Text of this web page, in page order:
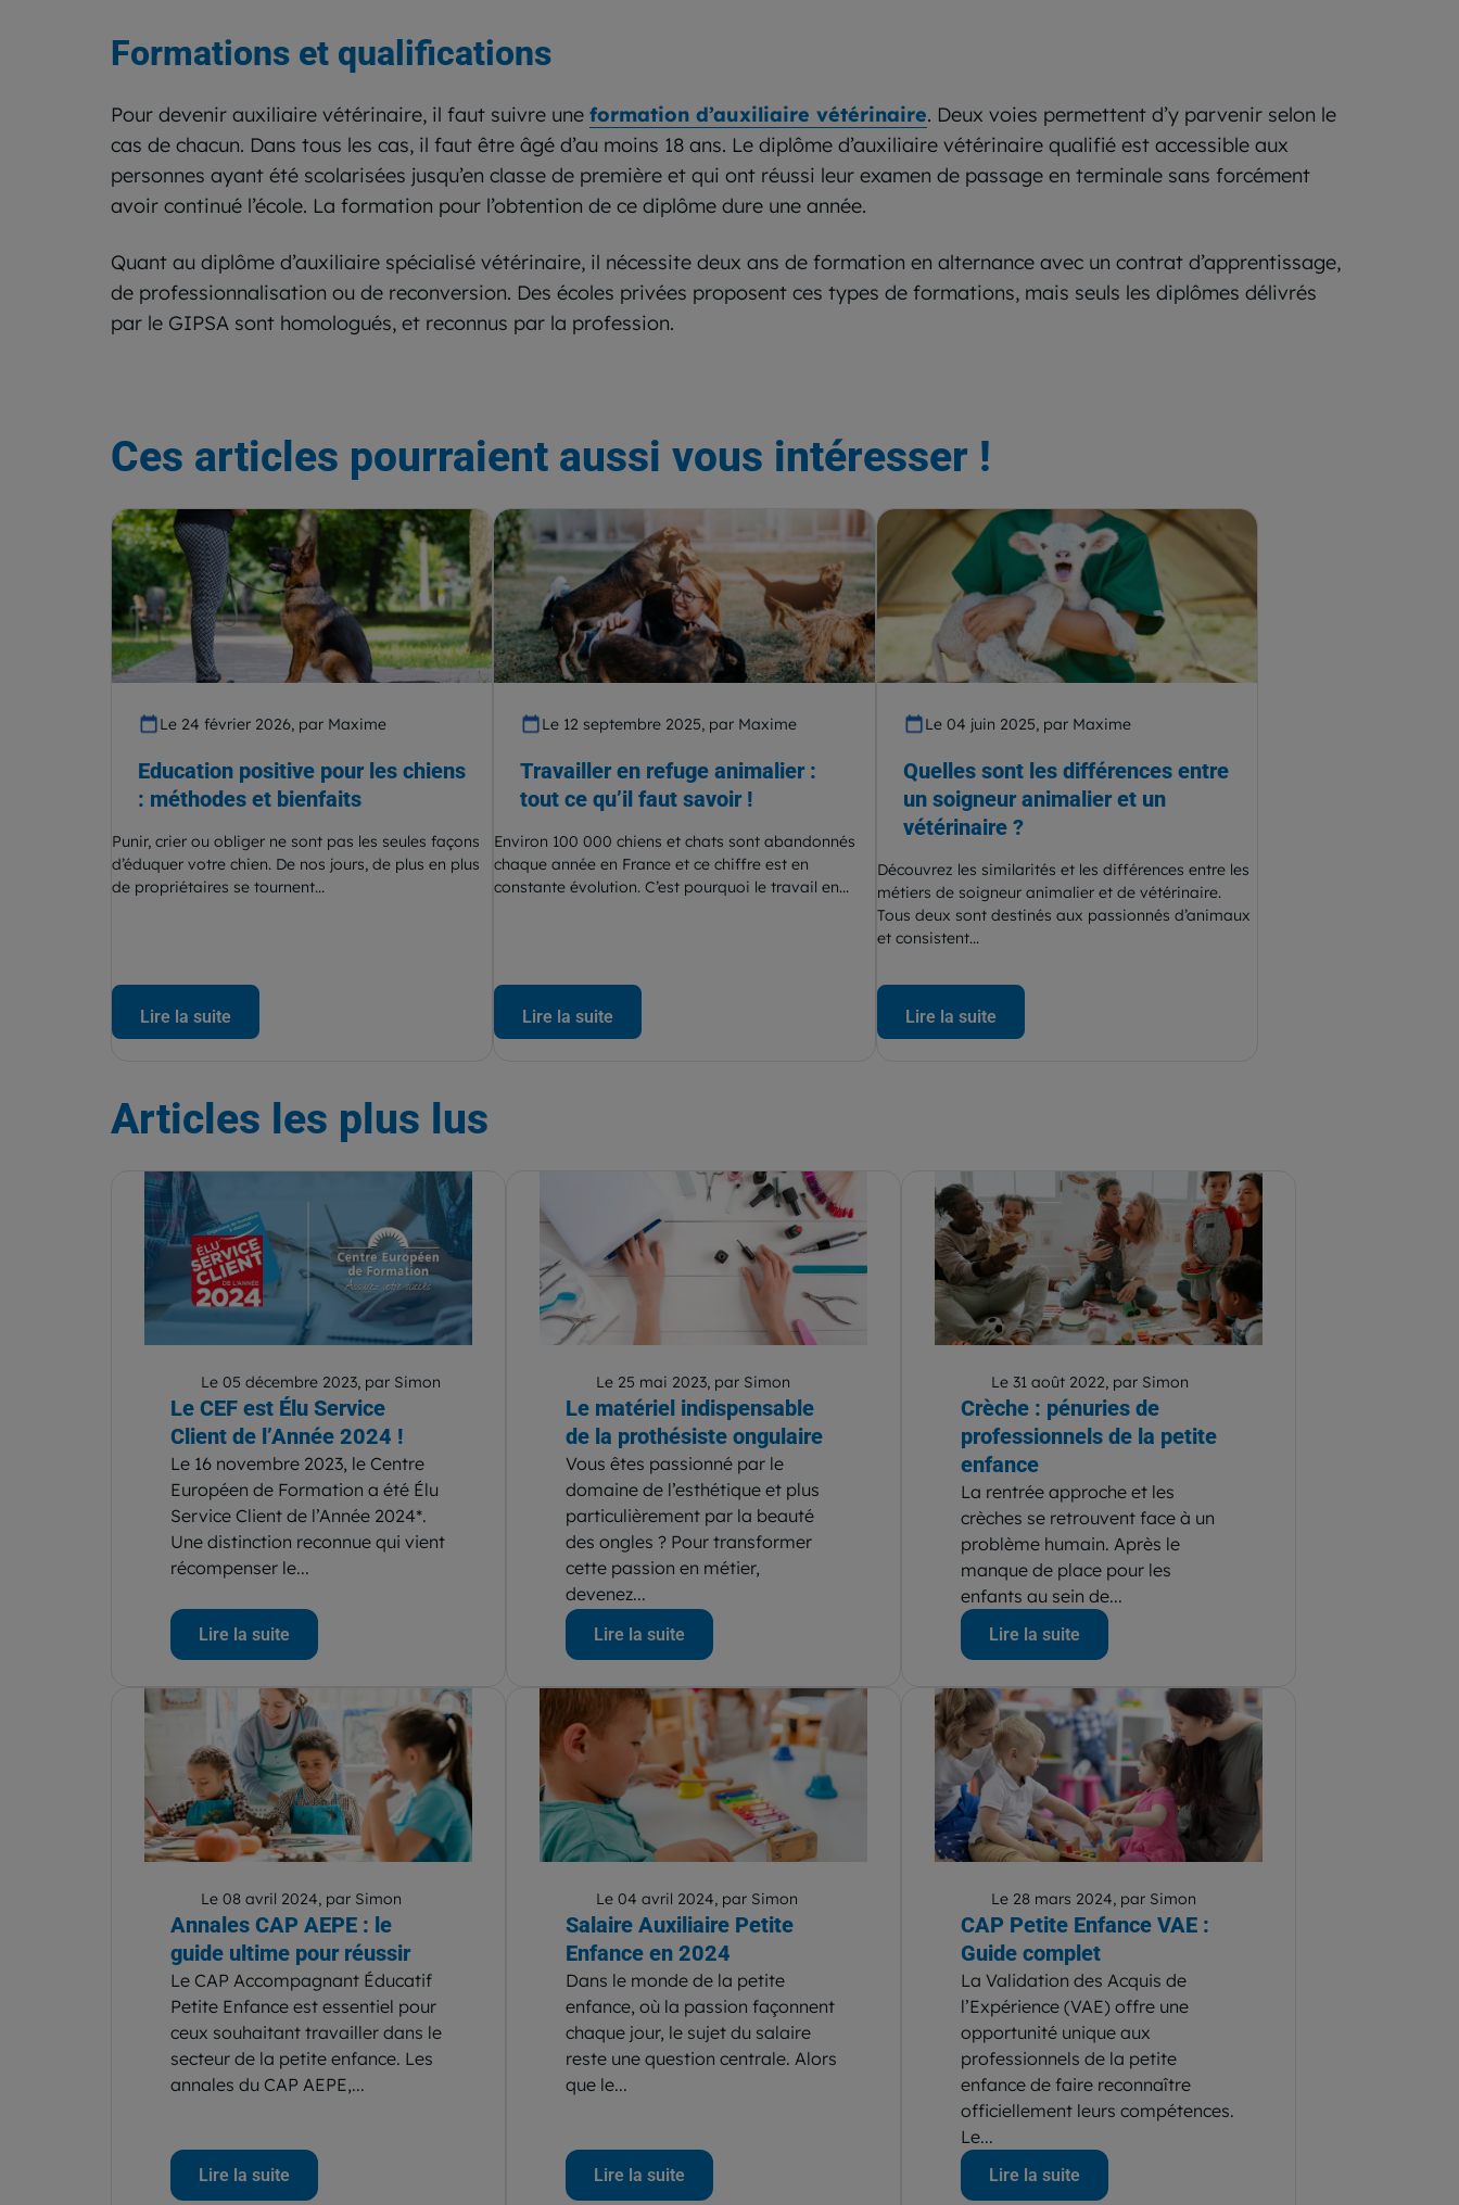
Formations et qualifications
Pour devenir auxiliaire vétérinaire, il faut suivre une formation d’auxiliaire vétérinaire. Deux voies permettent d’y parvenir selon le
cas de chacun. Dans tous les cas, il faut être âgé d’au moins 18 ans. Le diplôme d’auxiliaire vétérinaire qualifié est accessible aux
personnes ayant été scolarisées jusqu’en classe de première et qui ont réussi leur examen de passage en terminale sans forcément
avoir continué l’école. La formation pour l’obtention de ce diplôme dure une année.
Quant au diplôme d’auxiliaire spécialisé vétérinaire, il nécessite deux ans de formation en alternance avec un contrat d’apprentissage,
de professionnalisation ou de reconversion. Des écoles privées proposent ces types de formations, mais seuls les diplômes délivrés
par le GIPSA sont homologués, et reconnus par la profession.
Ces articles pourraient aussi vous intéresser !
Le 24 février 2026, par Maxime
Education positive pour les chiens
: méthodes et bienfaits
Punir, crier ou obliger ne sont pas les seules façons
d’éduquer votre chien. De nos jours, de plus en plus
de propriétaires se tournent...
Lire la suite
Le 12 septembre 2025, par Maxime
Travailler en refuge animalier :
tout ce qu’il faut savoir !
Environ 100 000 chiens et chats sont abandonnés
chaque année en France et ce chiffre est en
constante évolution. C’est pourquoi le travail en...
Lire la suite
Le 04 juin 2025, par Maxime
Quelles sont les différences entre
un soigneur animalier et un
vétérinaire ?
Découvrez les similarités et les différences entre les
métiers de soigneur animalier et de vétérinaire.
Tous deux sont destinés aux passionnés d’animaux
et consistent...
Lire la suite
Articles les plus lus
Le 05 décembre 2023, par Simon
Le CEF est Élu Service
Client de l’Année 2024 !
Le 16 novembre 2023, le Centre
Européen de Formation a été Élu
Service Client de l’Année 2024*.
Une distinction reconnue qui vient
récompenser le...
Lire la suite
Le 25 mai 2023, par Simon
Le matériel indispensable
de la prothésiste ongulaire
Vous êtes passionné par le
domaine de l’esthétique et plus
particulièrement par la beauté
des ongles ? Pour transformer
cette passion en métier,
devenez...
Lire la suite
Le 31 août 2022, par Simon
Crèche : pénuries de
professionnels de la petite
enfance
La rentrée approche et les
crèches se retrouvent face à un
problème humain. Après le
manque de place pour les
enfants au sein de...
Lire la suite
Le 08 avril 2024, par Simon
Annales CAP AEPE : le
guide ultime pour réussir
Le CAP Accompagnant Éducatif
Petite Enfance est essentiel pour
ceux souhaitant travailler dans le
secteur de la petite enfance. Les
annales du CAP AEPE,...
Lire la suite
Le 04 avril 2024, par Simon
Salaire Auxiliaire Petite
Enfance en 2024
Dans le monde de la petite
enfance, où la passion façonnent
chaque jour, le sujet du salaire
reste une question centrale. Alors
que le...
Lire la suite
Le 28 mars 2024, par Simon
CAP Petite Enfance VAE :
Guide complet
La Validation des Acquis de
l’Expérience (VAE) offre une
opportunité unique aux
professionnels de la petite
enfance de faire reconnaître
officiellement leurs compétences.
Le...
Lire la suite